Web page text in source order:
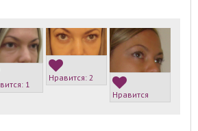
1
Нравится: 2
Нравится